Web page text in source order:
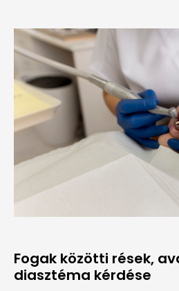
Fogak közötti rések,
diasztéma kérdése